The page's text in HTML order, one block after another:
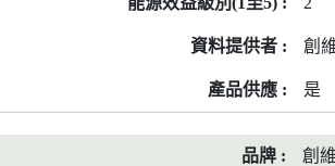
創
是
創維